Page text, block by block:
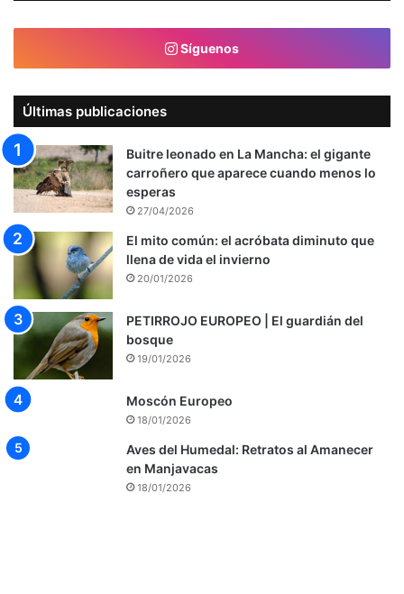
Síguenos
Últimas publicaciones
Buitre leonado en La Mancha: el gigante
carroñero que aparece cuando menos lo
esperas
27/04/2026
El mito común: el acróbata diminuto que
llena de vida el invierno
20/01/2026
PETIRROJO EUROPEO | El guardián del
bosque
19/01/2026
Moscón Europeo
18/01/2026
Aves del Humedal: Retratos al Amanecer
en Manjavacas
18/01/2026